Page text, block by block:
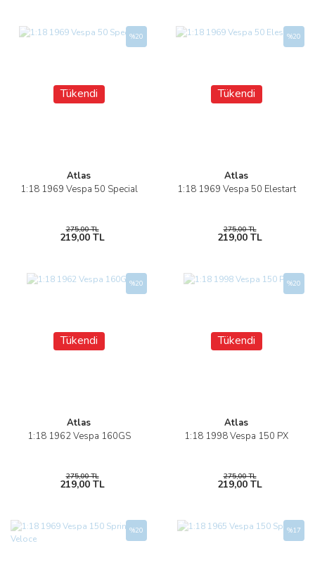
Tükendi
Atlas
1:18 1969 Vespa 50 Special
%20
275,00 TL
219,00 TL
Tükendi
Atlas
1:18 1969 Vespa 50 Elestart
%20
275,00 TL
219,00 TL
Tükendi
Atlas
1:18 1962 Vespa 160GS
%20
275,00 TL
219,00 TL
Tükendi
Atlas
1:18 1998 Vespa 150 PX
%20
275,00 TL
219,00 TL
%20 %17